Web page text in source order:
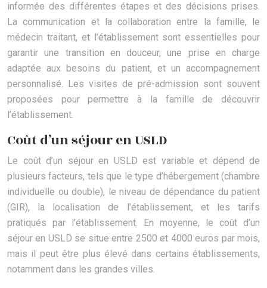
informée des différentes étapes et des décisions prises.
La communication et la collaboration entre la famille, le
médecin traitant, et l’établissement sont essentielles pour
garantir une transition en douceur, une prise en charge
adaptée aux besoins du patient, et un accompagnement
personnalisé. Les visites de pré-admission sont souvent
proposées pour permettre à la famille de découvrir
l’établissement.
Coût d’un séjour en USLD
Le coût d’un séjour en USLD est variable et dépend de
plusieurs facteurs, tels que le type d’hébergement (chambre
individuelle ou double), le niveau de dépendance du patient
(GIR), la localisation de l’établissement, et les tarifs
pratiqués par l’établissement. En moyenne, le coût d’un
séjour en USLD se situe entre 2500 et 4000 euros par mois,
mais il peut être plus élevé dans certains établissements,
notamment dans les grandes villes.